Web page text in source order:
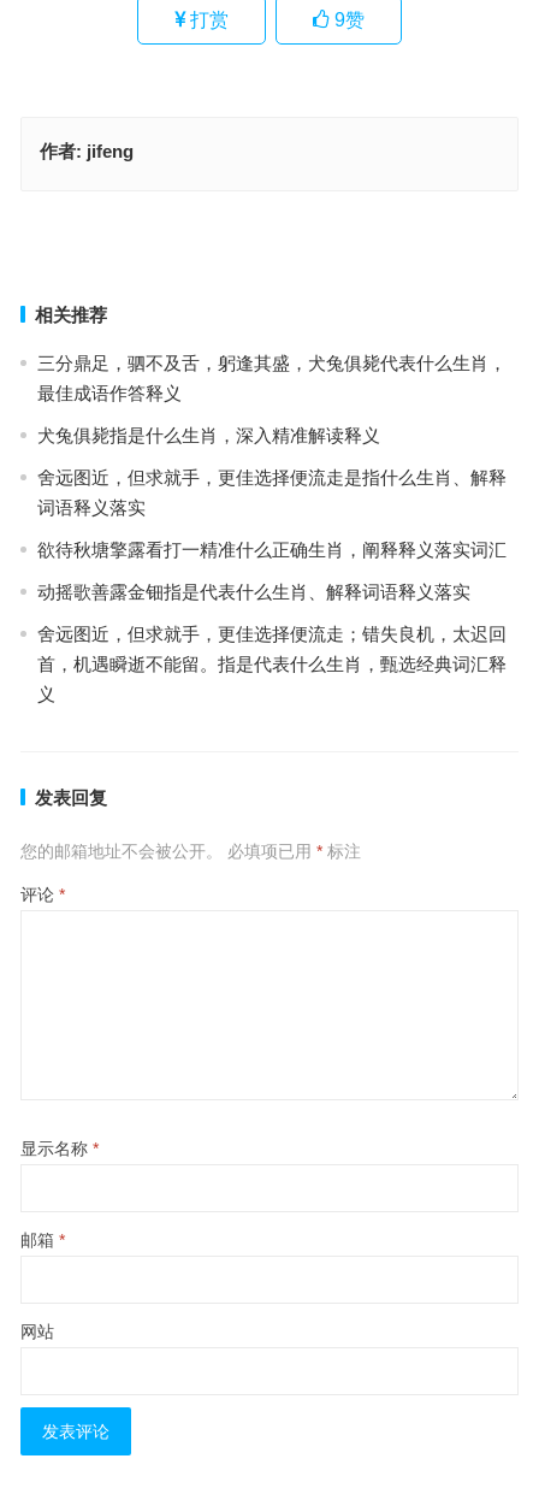
打赏 9赞
作者: jifeng
相关推荐
三分鼎足，驷不及舌，躬逢其盛，犬兔俱毙代表什么生肖，
最佳成语作答释义
犬兔俱毙指是什么生肖，深入精准解读释义
舍远图近，但求就手，更佳选择便流走是指什么生肖、解释
词语释义落实
欲待秋塘擎露看打一精准什么正确生肖，阐释释义落实词汇
动摇歌善露金钿指是代表什么生肖、解释词语释义落实
舍远图近，但求就手，更佳选择便流走；错失良机，太迟回
首，机遇瞬逝不能留。指是代表什么生肖，甄选经典词汇释
义
发表回复
您的邮箱地址不会被公开。 必填项已用 *标注
评论 *
显示名称 *
邮箱 *
网站